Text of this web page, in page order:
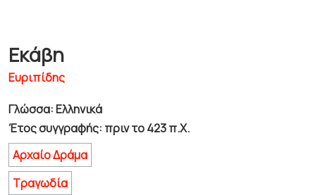
Εκάβη
Ευριπίδης
Γλώσσα: Ελληνικά
Έτος συγγραφής: πριν το 423 π.Χ.
Αρχαίο Δράμα
Τραγωδία